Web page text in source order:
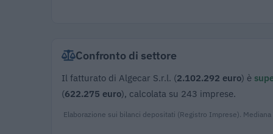
Confronto di settore
Il fatturato di Algecar S.r.l. (2.102.292 euro) è
(622.275 euro), calcolata su 243 imprese.
Elaborazione sui bilanci depositati (Registro Imprese). Mediana